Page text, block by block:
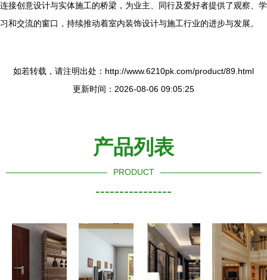
连接创意设计与实体施工的桥梁，为业主、同行及爱好者提供了观察、学
习和交流的窗口，持续推动着室内装饰设计与施工行业的进步与发展。
如若转载，请注明出处：http://www.6210pk.com/product/89.html
更新时间：2026-08-06 09:05:25
产品列表
PRODUCT
----------------